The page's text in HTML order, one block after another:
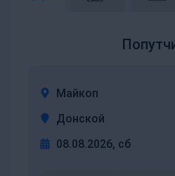
Майкоп
Донской
08.08.2026, сб